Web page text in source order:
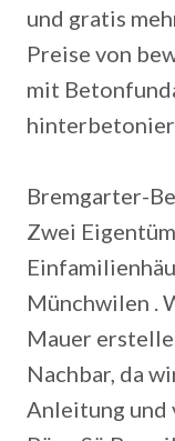
und gratis
Preise von
mit
Bremgarter-
Zwei
Münchwilen .
Mauer
Nachbar, da
Anleitung und